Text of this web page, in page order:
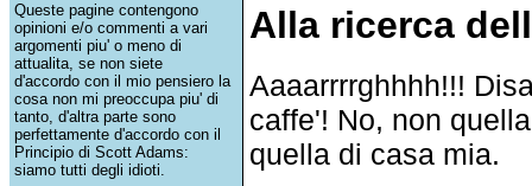
Queste pagine contengono
opinioni e/o commenti a vari
argomenti piu' o meno di
attualita, se non siete
d'accordo con il mio pensiero la
cosa non mi preoccupa piu' di
tanto, d'altra parte sono
perfettamente d'accordo con il
Principio di Scott Adams:
siamo tutti degli idioti.
Alla ricerca
Aaaarrrrghhhh!!!
caffe'! No, non
quella di casa mia.